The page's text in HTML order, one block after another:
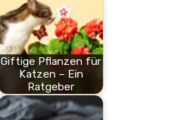
Giftige Pflanzen für
Katzen – Ein
Ratgeber